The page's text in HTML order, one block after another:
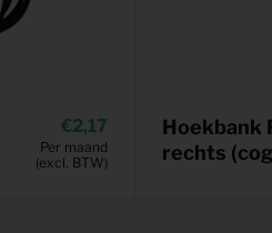
2,17
Per maand
(excl. BTW)
Hoekbank
rechts